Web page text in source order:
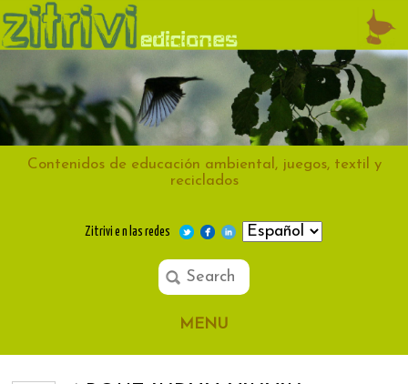
Contenidos de educación ambiental, juegos, textil y
reciclados
Zitrivi e n las redes
MENU